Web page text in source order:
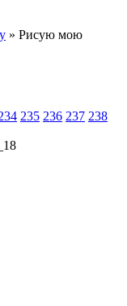
» Рисую мою
235 236 237 238